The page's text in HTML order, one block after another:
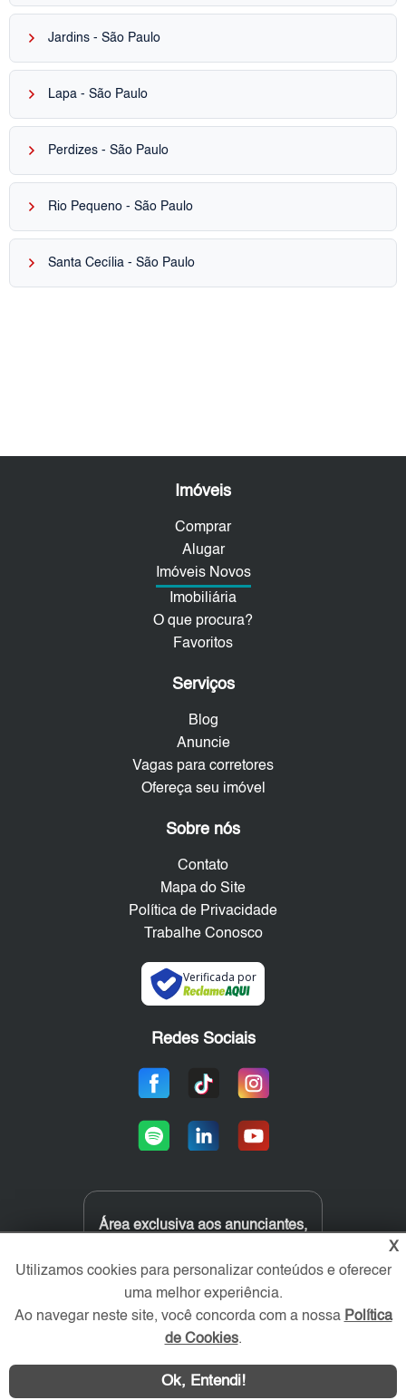
keyboard_arrow_right Jardins - São Paulo
keyboard_arrow_right Lapa - São Paulo
keyboard_arrow_right Perdizes - São Paulo
keyboard_arrow_right Rio Pequeno - São Paulo
keyboard_arrow_right Santa Cecília - São Paulo
Imóveis
Comprar
Alugar
Imóveis Novos
Imobiliária
O que procura?
Favoritos
Serviços
Blog
Anuncie
Vagas para corretores
Ofereça seu imóvel
Sobre nós
Contato
Mapa do Site
Política de Privacidade
Trabalhe Conosco
Verificada por
Redes Sociais
Área exclusiva aos anunciantes,
X
Utilizamos cookies para personalizar conteúdos e oferecer
uma melhor experiência.
Ao navegar neste site, você concorda com a nossa Política
de Cookies.
Ok, Entendi!